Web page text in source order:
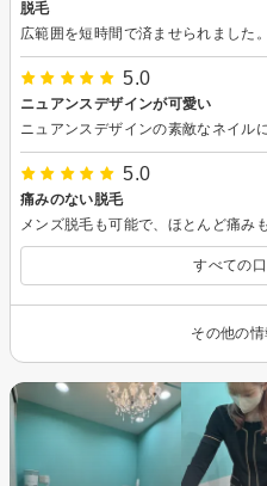
脱毛
5.0
ニュアンスデザインが可愛い
5.0
痛みのない脱毛
メンズ脱毛も可能で、ほとんど痛み
すべての
その他の